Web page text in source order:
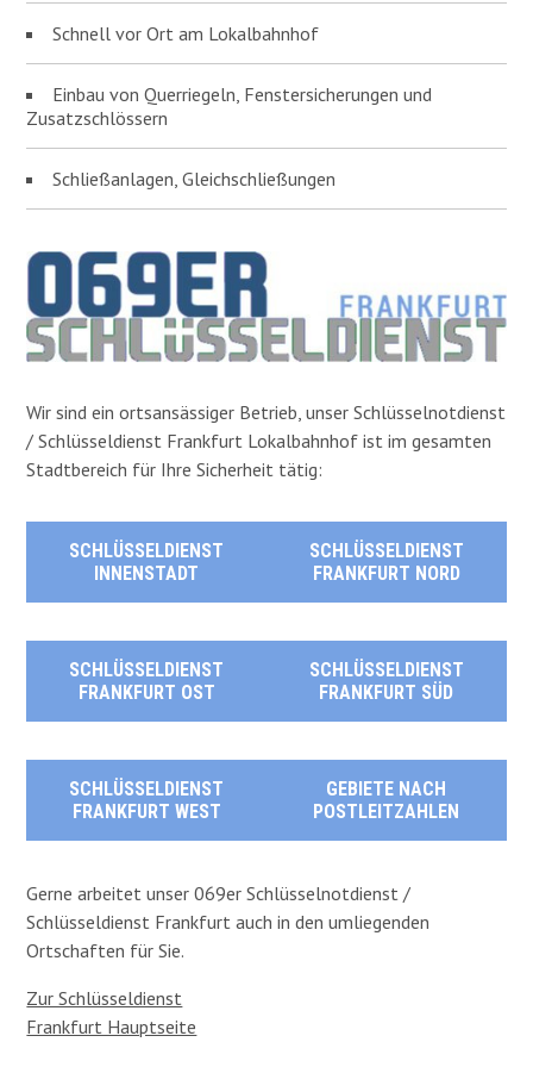
Schnell vor Ort am Lokalbahnhof
Einbau von Querriegeln, Fenstersicherungen und
Zusatzschlössern
Schließanlagen, Gleichschließungen
Wir sind ein ortsansässiger Betrieb, unser Schlüsselnotdienst
/ Schlüsseldienst Frankfurt Lokalbahnhof ist im gesamten
Stadtbereich für Ihre Sicherheit tätig:
SCHLÜSSELDIENST
INNENSTADT
SCHLÜSSELDIENST
FRANKFURT NORD
SCHLÜSSELDIENST
FRANKFURT OST
SCHLÜSSELDIENST
FRANKFURT SÜD
SCHLÜSSELDIENST
FRANKFURT WEST
GEBIETE NACH
POSTLEITZAHLEN
Gerne arbeitet unser 069er Schlüsselnotdienst /
Schlüsseldienst Frankfurt auch in den umliegenden
Ortschaften für Sie.
Zur Schlüsseldienst
Frankfurt Hauptseite